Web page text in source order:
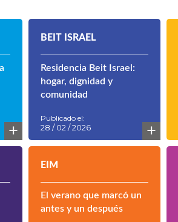
+
Residencia Beit Israel:
hogar, dignidad y
Publicado el:
28 / 02 / 2026 +
El verano que marcó un